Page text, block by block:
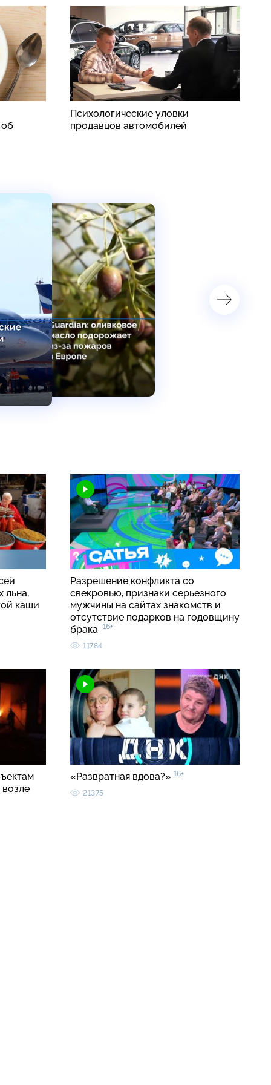
об
Психологические уловки
продавцов автомобилей
льна,
каши
Разрешение конфликта со
свекровью, признаки серьезного
мужчины на сайтах знакомств и
отсутствие подарков на годовщину
брака 16+
11784
«Развратная вдова?» 16+
21375